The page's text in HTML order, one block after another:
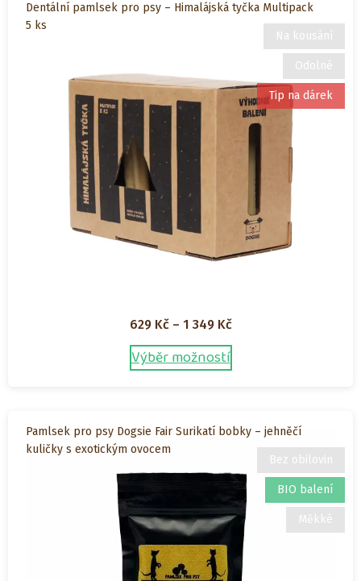
variant.
Možnosti
na
stránce
produktu
Na kousání
Odolné
Tip na dárek
Dentální pamlsek pro psy – Himalájská tyčka Multipack
5 ks
629 Kč – 1 349 KčRozpětí
cen:
349 Kč
Výběr možností
produkt
variant.
Možnosti
lze
vybrat
na
stránce
produktu
Bez obilovin
BIO balení
Měkké
Pamlsek pro psy Dogsie Fair Surikatí bobky – jehněčí
kuličky s exotickým ovocem